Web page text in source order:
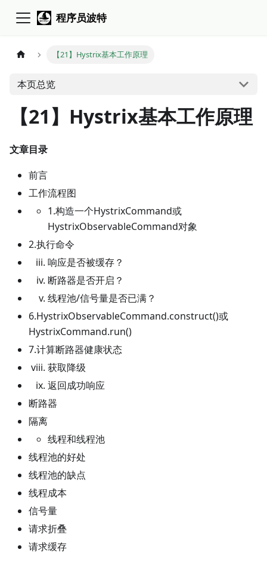
程序员波特
【21】Hystrix基本工作原理
本页总览
【21】Hystrix基本工作原理
文章目录
前言
工作流程图
1.构造一个HystrixCommand或
HystrixObservableCommand对象
2.执行命令
响应是否被缓存？
断路器是否开启？
线程池/信号量是否已满？
6.HystrixObservableCommand.construct()或
HystrixCommand.run()
7.计算断路器健康状态
获取降级
返回成功响应
断路器
隔离
线程和线程池
线程池的好处
线程池的缺点
线程成本
信号量
请求折叠
请求缓存